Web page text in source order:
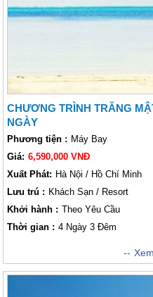
CHƯƠNG TRÌNH TRĂNG
NGÀY
Phương tiện : Máy Bay
Giá: 6,590,000 VNĐ
Xuất Phát: Hà Nội / Hồ Chí Minh
Lưu trú : Khách Sạn / Resort
Khởi hành : Theo Yêu Cầu
Thời gian : 4 Ngày 3 Đêm
Các bạn là cặp đôi vừa mới kết
điểm trải nghiệm để tận hưởng tuần trăng mật? Bạn muốn đến một nơi